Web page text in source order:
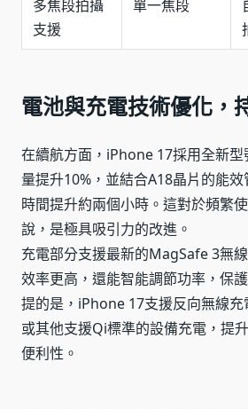
多焦段拍攝
支援
單一焦段
電池與充電技術優化，
在續航方面，iPhone 17採用全新
量提升10%，並結合A18晶片的能
時間提升約兩個小時。這對於頻繁
說，是極具吸引力的改進。
充電部分支援最新的MagSafe 3無
效率更高，還能智能調節功率，保
提的是，iPhone 17支援反向無線
或其他支援Qi標準的設備充電，提
便利性。